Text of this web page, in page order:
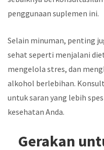
penggunaan suplemen ini.
Selain minuman, penting
sehat seperti menjalani
mengelola stres, dan
alkohol berlebihan.
untuk saran yang lebih
kesehatan Anda.
Gerakan